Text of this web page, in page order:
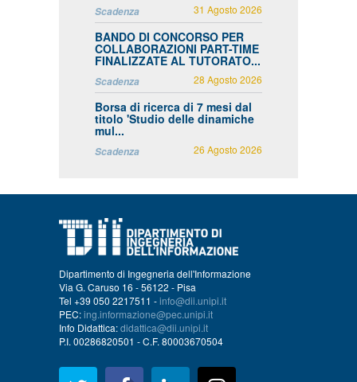
Scadenza 31 Agosto 2026
BANDO DI CONCORSO PER
COLLABORAZIONI PART-TIME
FINALIZZATE AL TUTORATO...
Scadenza 28 Agosto 2026
Borsa di ricerca di 7 mesi dal
titolo 'Studio delle dinamiche
mul...
Scadenza 26 Agosto 2026
Dipartimento di Ingegneria dell'Informazione
Via G. Caruso 16 - 56122 - Pisa
Tel +39 050 2217511 -info@dii.unipi.it
PEC:ing.informazione@pec.unipi.it
Info Didattica:didattica@dii.unipi.it
P.I. 00286820501 - C.F. 80003670504